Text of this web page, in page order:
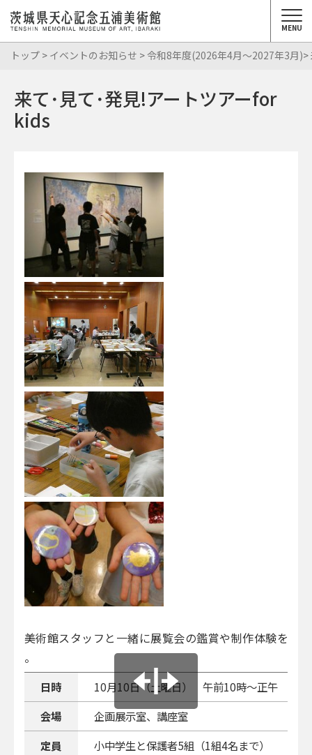
MENU
トップ > イベントのお知らせ >令和8年度(2026年4月～2027年3月)>
来て･見て･発見!アートツアーfor
kids
美術館スタッフと一緒に展覧会の鑑賞や制作体験をし
。
日時
10月10日（土曜日） 午前10時～正午
会場
企画展示室、講座室
定員
小中学生と保護者5組（1組4名まで）